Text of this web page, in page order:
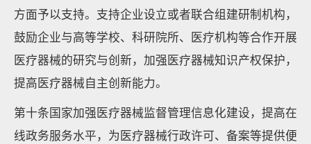
方面予以支持。支持企业设立或者联合组建研制机构，
鼓励企业与高等学校、科研院所、医疗机构等合作开展
医疗器械的研究与创新，加强医疗器械知识产权保护，
提高医疗器械自主创新能力。
第十条国家加强医疗器械监督管理信息化建设，提高在
线政务服务水平，为医疗器械行政许可、备案等提供便